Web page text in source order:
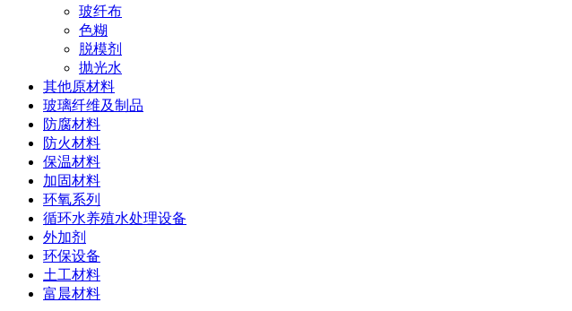
玻纤布
色糊
脱模剂
抛光水
其他原材料
玻璃纤维及制品
防腐材料
防火材料
保温材料
加固材料
环氧系列
循环水养殖水处理设备
外加剂
环保设备
土工材料
富晨材料